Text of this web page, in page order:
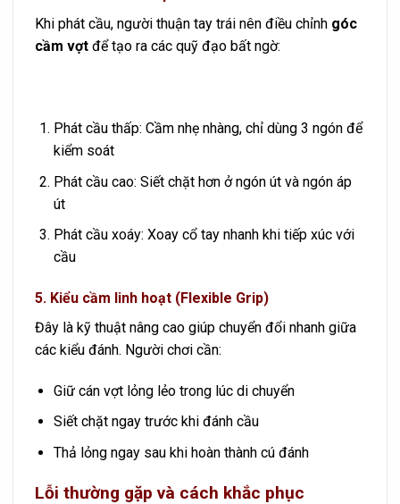
Khi phát cầu, người thuận tay trái nên điều chỉnh góc
cầm vợt để tạo ra các quỹ đạo bất ngờ:
Phát cầu thấp: Cầm nhẹ nhàng, chỉ dùng 3 ngón để
kiểm soát
Phát cầu cao: Siết chặt hơn ở ngón út và ngón áp
út
Phát cầu xoáy: Xoay cổ tay nhanh khi tiếp xúc với
cầu
5. Kiểu cầm linh hoạt (Flexible Grip)
Đây là kỹ thuật nâng cao giúp chuyển đổi nhanh giữa
các kiểu đánh. Người chơi cần:
Giữ cán vợt lỏng lẻo trong lúc di chuyển
Siết chặt ngay trước khi đánh cầu
Thả lỏng ngay sau khi hoàn thành cú đánh
Lỗi thường gặp và cách khắc phục